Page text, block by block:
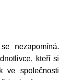
nezapomíná.
kteří si
ve společnosti